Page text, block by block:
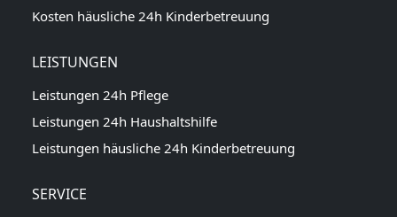
Kosten häusliche 24h Kinderbetreuung
LEISTUNGEN
Leistungen 24h Pflege
Leistungen 24h Haushaltshilfe
Leistungen häusliche 24h Kinderbetreuung
SERVICE